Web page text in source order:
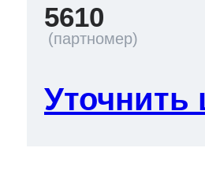
5610
Уточнить